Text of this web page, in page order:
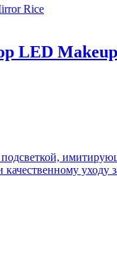
LED
уходу